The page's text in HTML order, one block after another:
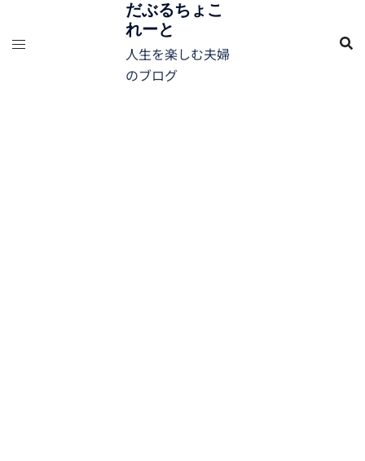
だぶるちょこ
れーと
人生を楽しむ夫婦
のブログ